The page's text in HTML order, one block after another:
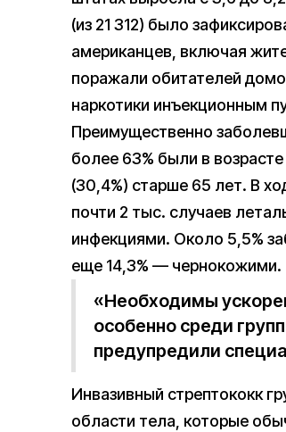
(из 21 312) было
американцев, включая
поражали обитателей
наркотики инъекционным
Преимущественно
более 63% были в
(30,4%) старше 65 лет. В
почти 2 тыс. случаев
инфекциями. Около 5,5%
еще 14,3% — чернокожими.
«Необходимы
особенно среди
предупредили
Инвазивный стрептококк
области тела, которые